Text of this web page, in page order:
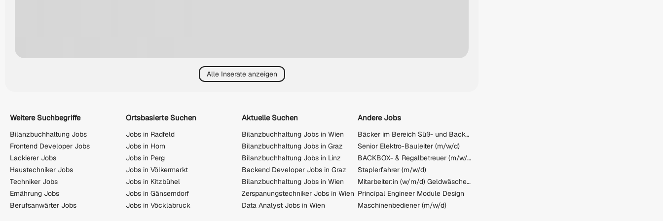
Alle Inserate anzeigen
Weitere Suchbegriffe
Bilanzbuchhaltung Jobs
Frontend Developer Jobs
Lackierer Jobs
Haustechniker Jobs
Techniker Jobs
Ernährung Jobs
Berufsanwärter Jobs
Ortsbasierte Suchen
Jobs in Radfeld
Jobs in Horn
Jobs in Perg
Jobs in Völkermarkt
Jobs in Kitzbühel
Jobs in Gänserndorf
Jobs in Vöcklabruck
Aktuelle Suchen
Bilanzbuchhaltung Jobs in Wien
Bilanzbuchhaltung Jobs in Graz
Bilanzbuchhaltung Jobs in Linz
Backend Developer Jobs in Graz
Bilanzbuchhaltung Jobs in Wien
Zerspanungstechniker Jobs in Wien
Data Analyst Jobs in Wien
Andere Jobs
Bäcker im Bereich Süß- und Backwaren (m/w/d)
Senior Elektro-Bauleiter (m/w/d)
BACKBOX- & Regalbetreuer (m/w/d) Gewerbestraße 2, 3270 Scheibbs
Staplerfahrer (m/w/d)
Mitarbeiter:in (w/m/d) Geldwäscheprävention
Principal Engineer Module Design
Maschinenbediener (m/w/d)